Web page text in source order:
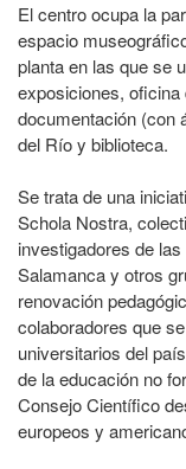
El centro ocupa la
espacio
planta en las que se
exposiciones,
documentación (con
del Río y biblioteca.
Se trata de una
Schola Nostra,
investigadores de
Salamanca y otros
renovación
colaboradores que
universitarios del
de la educación no
Consejo Científico
europeos y